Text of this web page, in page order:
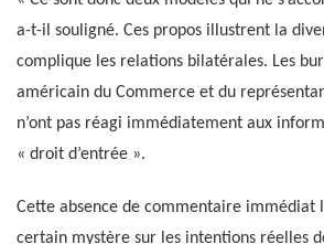
a-t-il souligné. Ces propos illustrent la
complique les relations bilatérales. Les
américain du Commerce et du
n’ont pas réagi immédiatement aux
« droit d’entrée ».
Cette absence de commentaire immédiat
certain mystère sur les intentions réelles